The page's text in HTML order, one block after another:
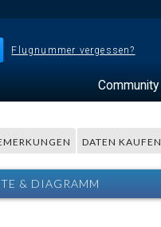
Flugnummer vergessen?
Community
DATEN KAUFEN
& DIAGRAMM